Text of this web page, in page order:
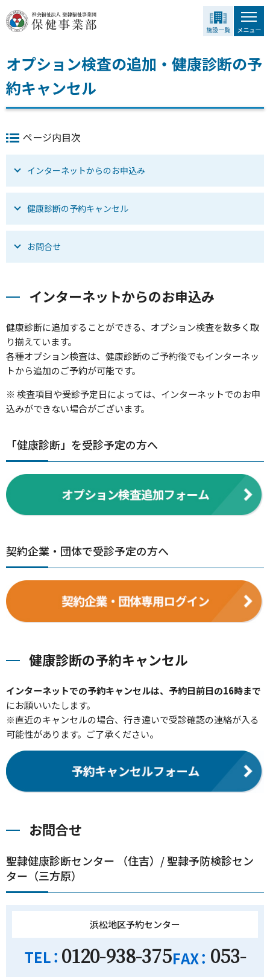
ロ
ル
ナ
ビ
ゲ
シ
ョ
文
ー
ナ
ビ
ゲ
ー
ョ
ン
ッ
へオプション検査の追加・健康診断の予
約キャンセル
ページ内目次
インターネットからのお申込み
健康診断の予約キャンセル
お問合せ
インターネットからのお申込み
健康診断に追加することができる、オプション検査を数多く取
り揃えています。
各種オプション検査は、健康診断のご予約後でもインターネッ
トから追加のご予約が可能です。
※ 検査項目や受診予定日によっては、インターネットでのお申
込みができない場合がございます。
「健康診断」を受診予定の方へ
契約企業・団体で受診予定の方へ
健康診断の予約キャンセル
インターネットでの予約キャンセルは、予約日前日の16時まで
にお願いいたします。
※直近のキャンセルの場合、行き違いで受診確認の連絡が入る
可能性があります。ご了承ください。
お問合せ
聖隷健康診断センター （住吉）/ 聖隷予防検診セン
ター（三方原）
浜松地区予約センター
0120-938-375
053-